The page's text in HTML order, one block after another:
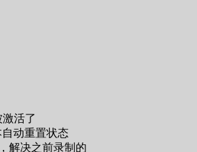
活了
动重置状态
解决之前录制的